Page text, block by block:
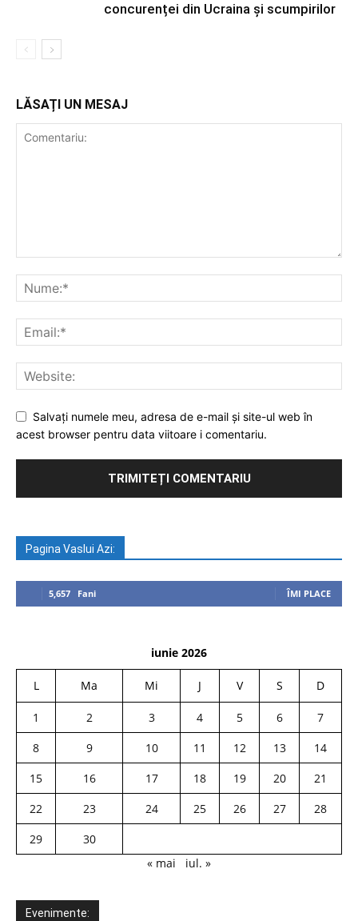
concurenței din Ucraina și scumpirilor
LĂSAȚI UN MESAJ
Salvați numele meu, adresa de e-mail și site-ul web în
acest browser pentru data viitoare i comentariu.
Pagina Vaslui Azi:
5,657 Fani ÎMI PLACE
iunie 2026
L Ma Mi J V S D
1 2 3 4 5 6
7
8
9 10 11 12 13
14
15
16 17 18 19 20
21
22
23 24 25 26 27
28
29
30
« mai
iul. »
Evenimente: